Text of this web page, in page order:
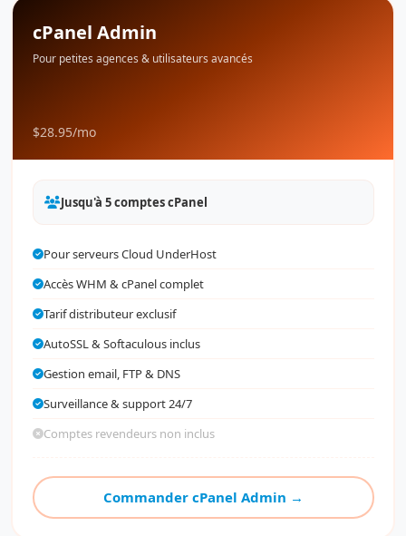
cPanel Admin
Pour petites agences & utilisateurs avancés
$28.95/mo
Jusqu'à 5 comptes cPanel
Pour serveurs Cloud UnderHost
Accès WHM & cPanel complet
Tarif distributeur exclusif
AutoSSL & Softaculous inclus
Gestion email, FTP & DNS
Surveillance & support 24/7
Comptes revendeurs non inclus
Commander cPanel Admin →